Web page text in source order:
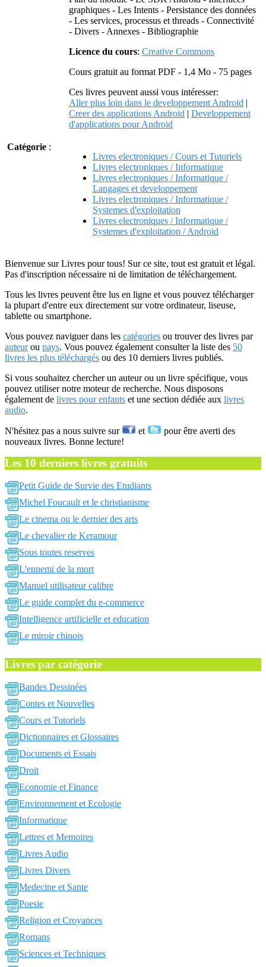
graphiques - Les Intents - Persistance des données
- Les services, processus et threads - Connectivité
- Divers - Annexes - Bibliographie
Licence du cours: Creative Commons
Cours gratuit au format PDF - 1,4 Mo - 75 pages
Ces livres peuvent aussi vous intéresser:
Aller plus loin dans le developpement Android |
Creer des applications Android | Developpement
d'applications pour Android
Catégorie :
Livres electroniques / Cours et Tutoriels
Livres electroniques / Informatique
Livres electroniques / Informatique /
Langages et developpement
Livres electroniques / Informatique /
Systemes d'exploitation
Livres electroniques / Informatique /
Systemes d'exploitation / Android
Bienvenue sur Livres pour tous! Sur ce site, tout est gratuit et légal.
Pas d'inscription nécessaire ni de limitation de téléchargement.
Tous les livres peuvent être lus en ligne et vous pouvez télécharger
la plupart d'entre eux directement sur votre ordinateur, liseuse,
tablette ou smartphone.
Vous pouvez naviguer dans les catégories ou trouver des livres par
auteurou pays. Vous pouvez également consulter la liste des 50
livres les plus téléchargés ou des 10 derniers livres publiés.
Si vous souhaitez chercher un auteur ou un livre spécifique, vous
pouvez utiliser notre moteur de recherche. Nous disposons
également de livres pour enfants et une section dédiée aux livres
audio.
N'hésitez pas a nous suivre sur et
pour être averti des
nouveaux livres. Bonne lecture!
Les 10 derniers livres gratuits
Petit Guide de Survie des Etudiants
Michel Foucault et le christianisme
Le cinema ou le dernier des arts
Le chevalier de Keramour
Sous toutes reserves
L'ennemi de la mort
Manuel utilisateur calibre
Le guide complet du e-commerce
Intelligence artificielle et education
Le miroir chinois
Livres par catégorie
Bandes Dessinées
Contes et Nouvelles
Cours et Tutoriels
Dictionnaires et Glossaires
Documents et Essais
Droit
Economie et Finance
Environnement et Ecologie
Informatique
Lettres et Memoires
Livres Audio
Livres Divers
Medecine et Sante
Poesie
Religion et Croyances
Romans
Sciences et Techniques